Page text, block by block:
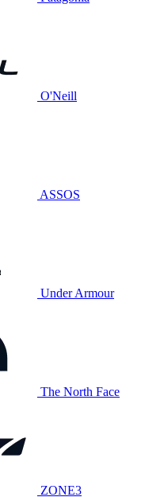
O'Neill
ASSOS
Under Armour
The North Face
ZONE3